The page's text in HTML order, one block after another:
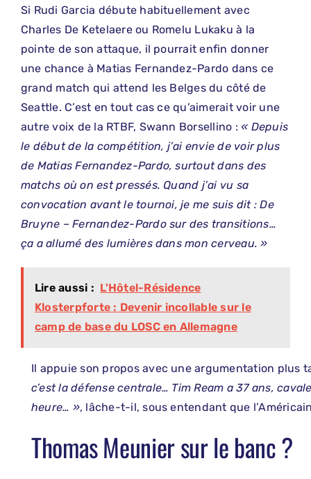
Si Rudi Garcia débute habituellement avec
Charles De Ketelaere ou Romelu Lukaku à la
pointe de son attaque, il pourrait enfin donner
une chance à Matias Fernandez-Pardo dans ce
grand match qui attend les Belges du côté de
Seattle. C’est en tout cas ce qu’aimerait voir une
autre voix de la RTBF, Swann Borsellino : « Depuis
le début de la compétition, j’ai envie de voir plus
de Matias Fernandez-Pardo, surtout dans des
matchs où on est pressés. Quand j’ai vu sa
convocation avant le tournoi, je me suis dit : De
Bruyne – Fernandez-Pardo sur des transitions…
ça a allumé des lumières dans mon cerveau. »
Lire aussi : L'Hôtel-Résidence
Klosterpforte : Devenir incollable sur le
camp de base du LOSC en Allemagne
Il appuie son propos avec une argumentation plus
c’est la défense centrale… Tim Ream a 37 ans,
heure… », lâche-t-il, sous entendant que
Thomas Meunier sur le banc ?